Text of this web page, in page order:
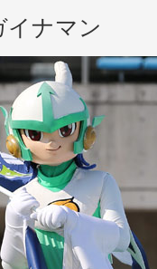
イナマン